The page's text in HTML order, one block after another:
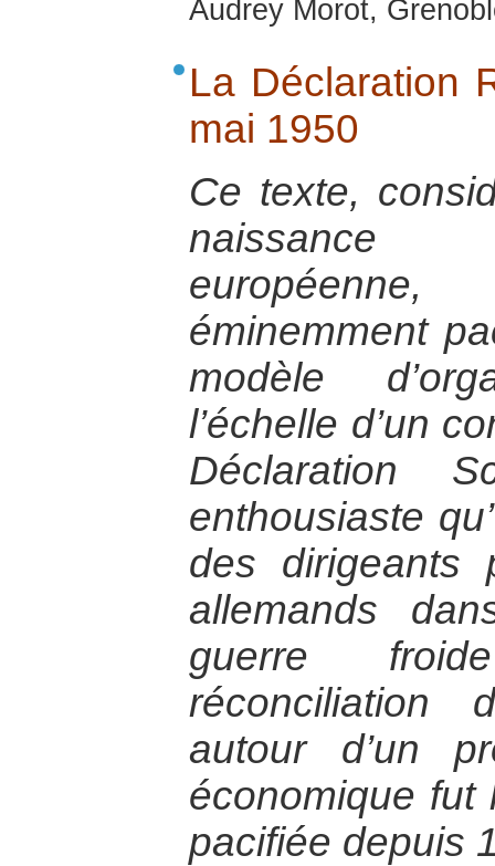
Audrey Morot,
La Déclaration
mai 1950
Ce texte,
naissance
éminemment
modèle
l’échelle d’un
Déclaration
enthousiaste
des dirigeants
allemands
guerre
réconciliation
autour d’un
économique fut
pacifiée depuis